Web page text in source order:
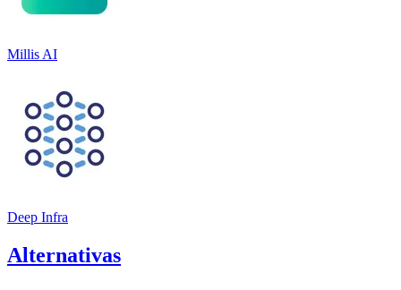
Millis AI
Deep Infra
Alternativas